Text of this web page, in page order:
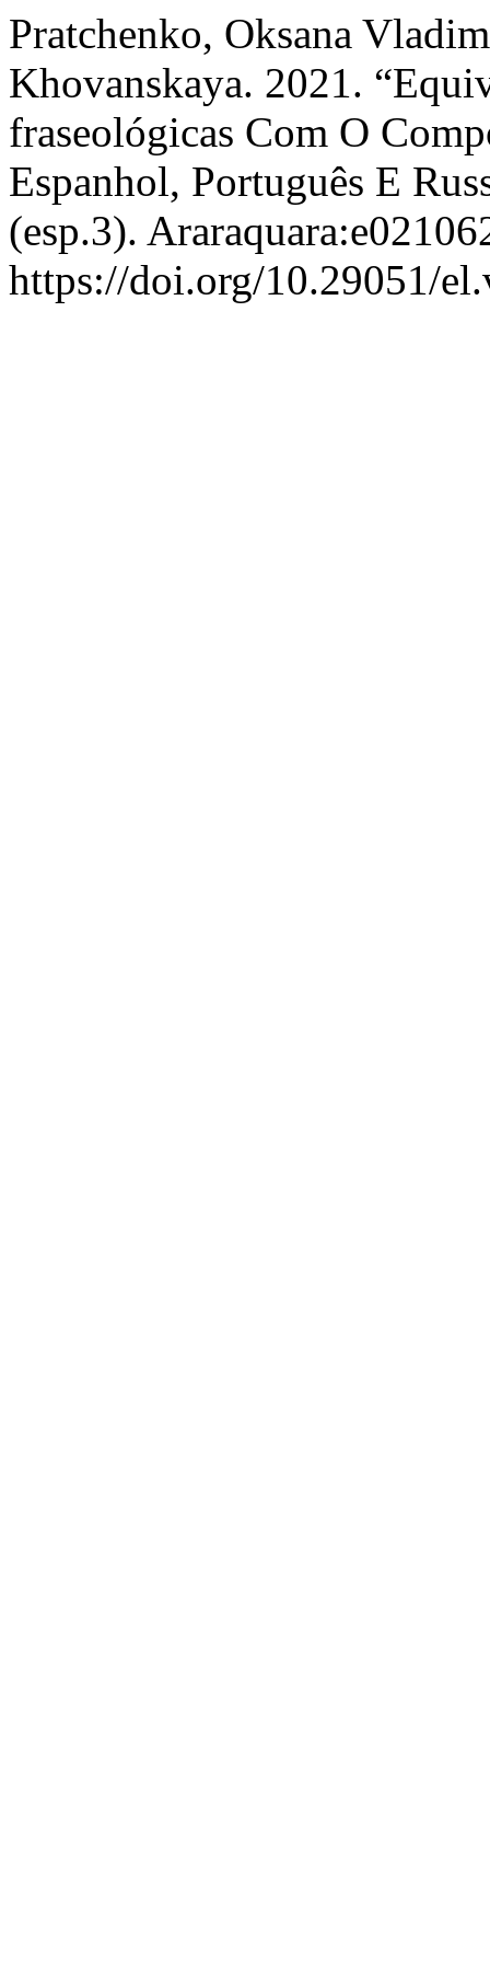
Pratchenko, Oksana
Khovanskaya. 2021.
fraseológicas Com O
Espanhol, Português E
(esp.3).
https://doi.org/10.29051/